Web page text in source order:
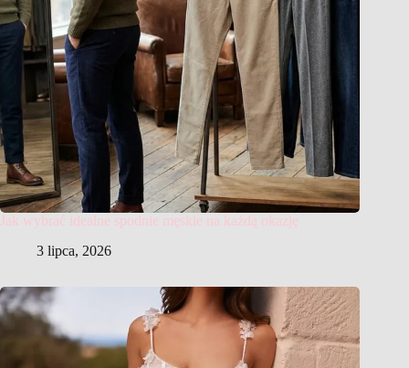
Jak wybrać idealne spodnie męskie na każdą okazję
3 lipca, 2026